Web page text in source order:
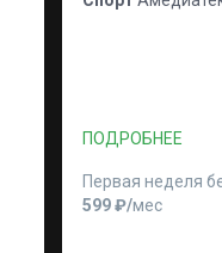
ПОДРОБНЕЕ
Первая неделя
599 ₽⁠/⁠мес